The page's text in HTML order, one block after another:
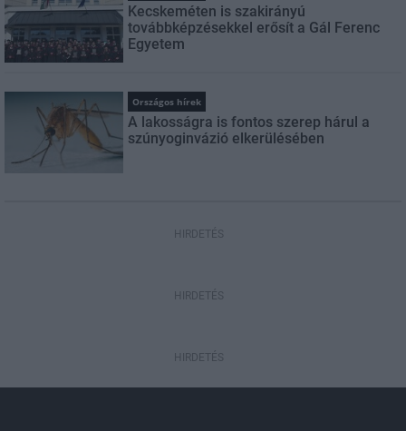
Kecskeméten is szakirányú
továbbképzésekkel erősít a Gál Ferenc
Egyetem
Országos hírek
A lakosságra is fontos szerep hárul a
szúnyoginvázió elkerülésében
HIRDETÉS
HIRDETÉS
HIRDETÉS